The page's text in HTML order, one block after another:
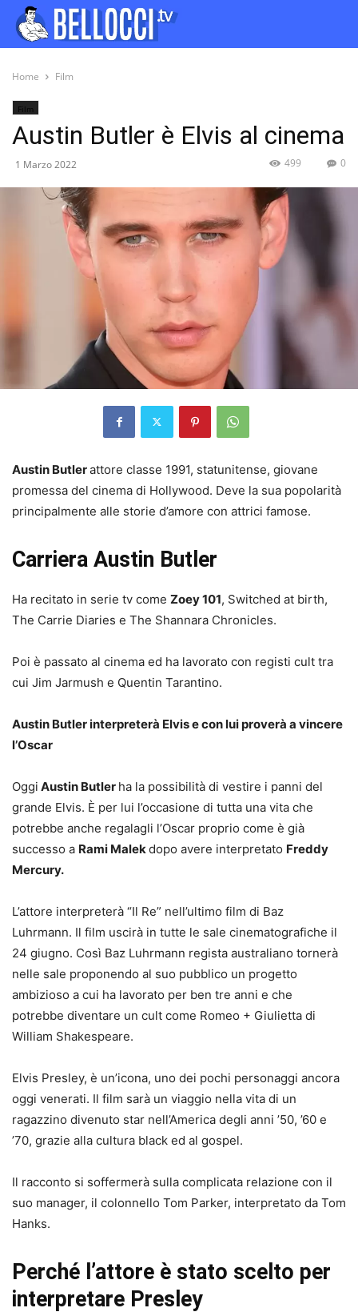
Home Film
Film
Austin Butler è Elvis al cinema
1 Marzo 2022 0
499
Austin Butlerattore classe 1991, statunitense, giovane
promessa del cinema di Hollywood. Deve la sua popolarità
principalmente alle storie d’amore con attrici famose.
Carriera Austin Butler
Ha recitato in serie tv come Zoey 101, Switched at birth,
The Carrie Diaries e The Shannara Chronicles.
Poi è passato al cinema ed ha lavorato con registi cult tra
cui Jim Jarmush e Quentin Tarantino.
Austin Butler interpreterà Elvis e con lui proverà a vincere
l’Oscar
Oggi Austin Butler ha la possibilità di vestire i panni del
grande Elvis. È per lui l’occasione di tutta una vita che
potrebbe anche regalagli l’Oscar proprio come è già
successo a Rami Malek dopo avere interpretato Freddy
Mercury.
L’attore interpreterà “Il Re” nell’ultimo film di Baz
Luhrmann. Il film uscirà in tutte le sale cinematografiche il
24 giugno. Così Baz Luhrmann regista australiano tornerà
nelle sale proponendo al suo pubblico un progetto
ambizioso a cui ha lavorato per ben tre anni e che
potrebbe diventare un cult come Romeo + Giulietta di
William Shakespeare.
Elvis Presley, è un’icona, uno dei pochi personaggi ancora
oggi venerati. Il film sarà un viaggio nella vita di un
ragazzino divenuto star nell’America degli anni ’50, ’60 e
’70, grazie alla cultura black ed al gospel.
Il racconto si soffermerà sulla complicata relazione con il
suo manager, il colonnello Tom Parker, interpretato da Tom
Hanks.
Perché l’attore è stato scelto per
interpretare Presley